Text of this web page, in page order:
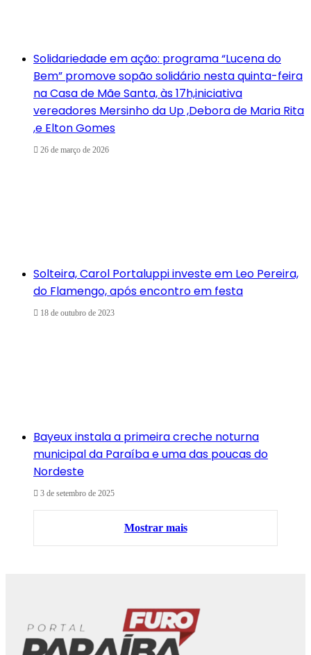
Solidariedade em ação: programa “Lucena do
Bem” promove sopão solidário nesta quinta-feira
na Casa de Mãe Santa, às 17h,iniciativa
vereadores Mersinho da Up ,Debora de Maria Rita
,e Elton Gomes
26 de março de 2026
Solteira, Carol Portaluppi investe em Leo Pereira,
do Flamengo, após encontro em festa
18 de outubro de 2023
Bayeux instala a primeira creche noturna
municipal da Paraíba e uma das poucas do
Nordeste
3 de setembro de 2025
Mostrar mais